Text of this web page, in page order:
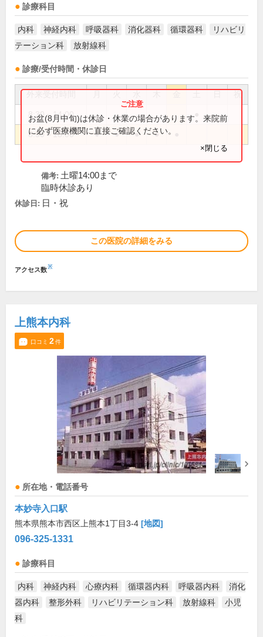
診療科目
内科 神経内科 呼吸器科 消化器科 循環器科
リハビリ
テーション科
放射線科
診療/受付時間・休診日
祝
8:30～14:00
8:30～18:00 ● ● ● ●
お盆(8月中旬)は休診・休業の場合があります。来院前
に必ず医療機関に直接ご確認ください。
×閉じる
備考: 土曜14:00まで
臨時休診あり
休診日: 日・祝
この医院の詳細をみる
アクセス数※
上熊本内科
口コミ 2件
所在地・電話番号
本妙寺入口駅
熊本県熊本市西区上熊本1丁目3-4 [地図]
096-325-1331
診療科目
内科 神経内科 心療内科 循環器内科 呼吸器内科
消化
器内科
整形外科 リハビリテーション科 放射線科
小児
科